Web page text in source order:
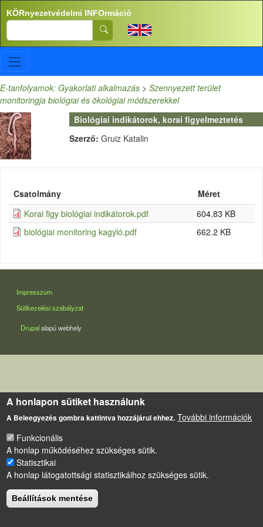
Ugrás a tartalomra
KÖRnyezetvédelmi INFOrmáció
Search
E-tanfolyamok: Gyakorlati alkalmazás > Szennyezett terület
monitoringja biológiai és ökológiai módszerekkel
Biológiai indikátorok, korai figyelmeztetés
Szerző: Gruiz Katalin
Csatolmány
Méret
Korai figy biológiai indikátorok.pdf
604.83 KB
biológiai monitoring kagyló.pdf
662.2 KB
LÁBLÉC
Impresszum
Sütikezelési szabályzat
Drupalalapú webhely
A honlapon sütiket használunk
A Beleegyezés gombra kattintva hozzájárul ehhez. További információk
Funkcionális
A honlap működéséhez szükséges sütik.
Statisztikai
A honlap látogatottsági statisztikáihoz szükséges sütik.
Beállítások mentése